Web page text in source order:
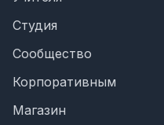
Студия
Сообщество
Корпоративным
Магазин